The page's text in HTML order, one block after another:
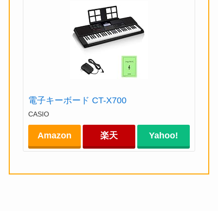
電子キーボード CT-X700
CASIO
Amazon 楽天 Yahoo!